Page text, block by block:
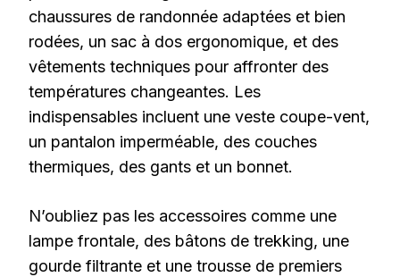
chaussures de randonnée adaptées et bien
rodées, un sac à dos ergonomique, et des
vêtements techniques pour affronter des
températures changeantes. Les
indispensables incluent une veste coupe-vent,
un pantalon imperméable, des couches
thermiques, des gants et un bonnet.
N’oubliez pas les accessoires comme une
lampe frontale, des bâtons de trekking, une
gourde filtrante et une trousse de premiers